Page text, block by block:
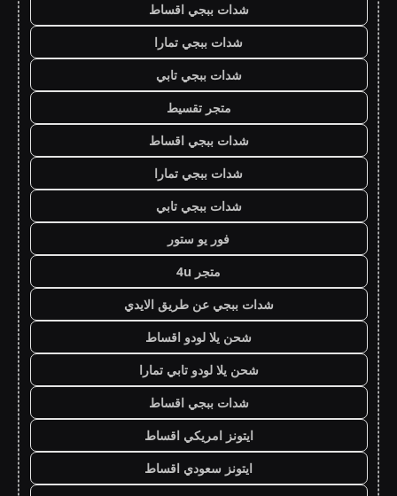
شدات ببجي اقساط
شدات ببجي تمارا
شدات ببجي تابي
متجر تقسيط
شدات ببجي اقساط
شدات ببجي تمارا
شدات ببجي تابي
فور يو ستور
متجر 4u
شدات ببجي عن طريق الايدي
شحن يلا لودو اقساط
شحن يلا لودو تابي تمارا
شدات ببجي اقساط
ايتونز امريكي اقساط
ايتونز سعودي اقساط